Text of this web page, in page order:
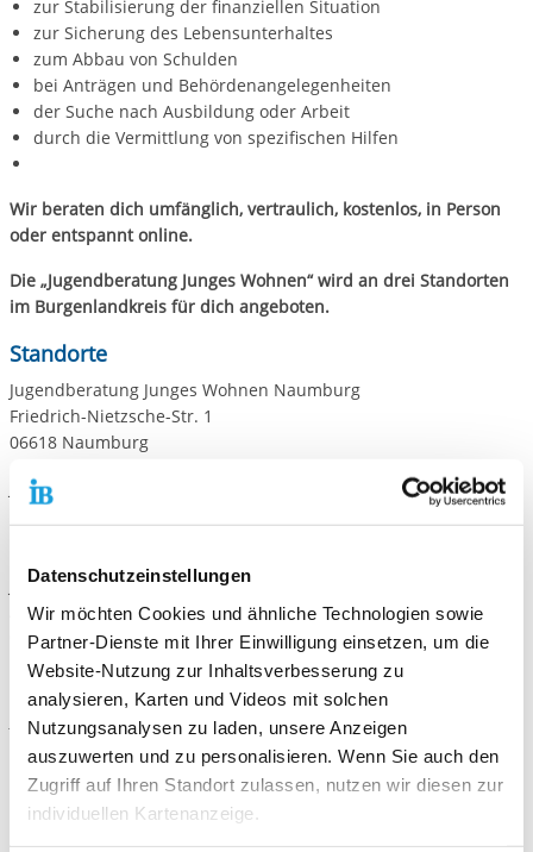
Datenschutzeinstellungen
Wir möchten Cookies und ähnliche Technologien sowie
Partner-Dienste mit Ihrer Einwilligung einsetzen, um die
Website-Nutzung zur Inhaltsverbesserung zu
analysieren, Karten und Videos mit solchen
Nutzungsanalysen zu laden, unsere Anzeigen
auszuwerten und zu personalisieren. Wenn Sie auch den
Zugriff auf Ihren Standort zulassen, nutzen wir diesen zur
individuellen Kartenanzeige.
zur Stabilisierung der finanziellen Situation
zur Sicherung des Lebensunterhaltes
zum Abbau von Schulden
bei Anträgen und Behördenangelegenheiten
der Suche nach Ausbildung oder Arbeit
durch die Vermittlung von spezifischen Hilfen
Wir beraten dich umfänglich, vertraulich, kostenlos, in Person
oder entspannt online.
Die „Jugendberatung Junges Wohnen“ wird an drei Standorten
im Burgenlandkreis für dich angeboten.
Standorte
Jugendberatung Junges Wohnen Naumburg
Friedrich-Nietzsche-Str. 1
06618 Naumburg
Jugendberatung Junges Wohnen Zeitz
Jugendberatung Junges Wohnen Weißenfels
Am Schützenplatz 25
06667 Weißenfels
Instagram
https://www.instagram.com/just.best.naumburg/
Flyer / Infomaterial
Unseren aktuellen Flyer können Sie / kannst du unten unter